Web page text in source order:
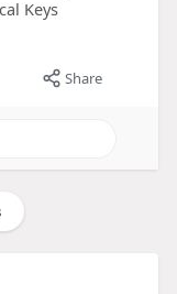
Keys
Share